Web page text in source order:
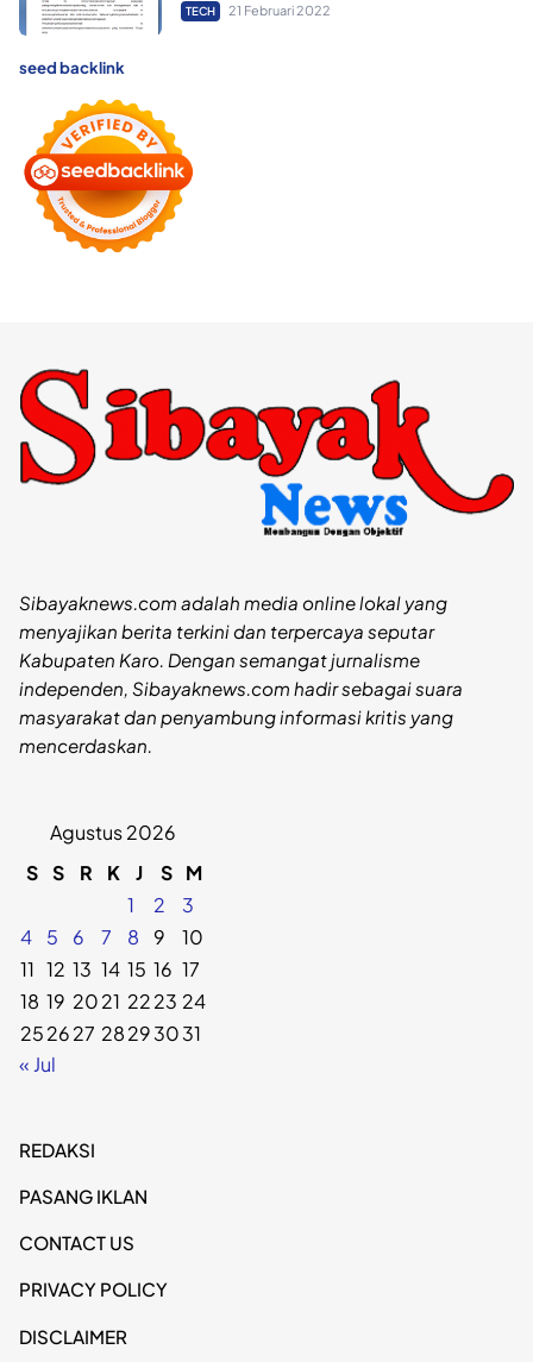
TECH 21 Februari 2022
seed backlink
Sibayaknews.com adalah media online lokal yang
menyajikan berita terkini dan terpercaya seputar
Kabupaten Karo. Dengan semangat jurnalisme
independen, Sibayaknews.com hadir sebagai suara
masyarakat dan penyambung informasi kritis yang
mencerdaskan.
Agustus 2026
S S R K J S M
1
2
3
4
5 6 7 8 9
10
11 12 13 14 15 16 17
18 19 2021 2223 24
252627 28293031
« Jul
REDAKSI
PASANG IKLAN
CONTACT US
PRIVACY POLICY
DISCLAIMER